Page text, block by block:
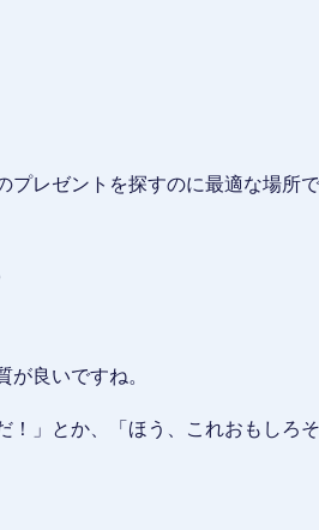
プレゼントを探すのに最適な場所で
良いですね。
！」とか、「ほう、これおもしろそ